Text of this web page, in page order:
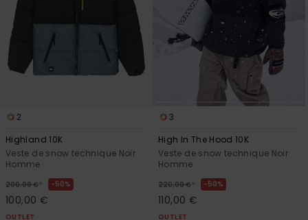
2
Highland 10K
Veste de snow technique Noir
Homme
200,00 € * 50%
100,00 €
OUTLET
3
High In The Hood 10K
Veste de snow technique Noir
Homme
220,00 € * 50%
110,00 €
OUTLET